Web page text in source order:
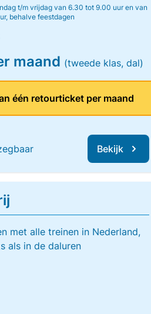
t/m vrijdag van 6.30 tot 9.00 uur en van
behalve feestdagen
maand (tweede klas, dal)
één retourticket per maand
Bekijk
met alle treinen in Nederland,
als in de daluren